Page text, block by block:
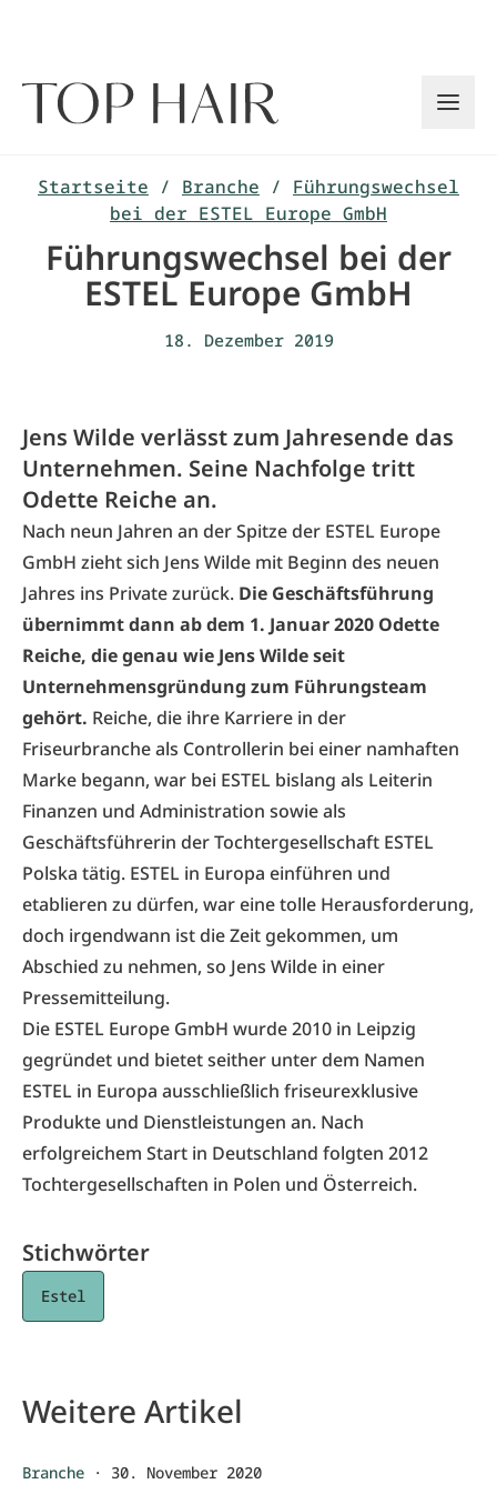
Startseite / Branche / Führungswechsel
bei der ESTEL Europe GmbH
Führungswechsel bei der
ESTEL Europe GmbH
18. Dezember 2019
Jens Wilde verlässt zum Jahresende das
Unternehmen. Seine Nachfolge tritt
Odette Reiche an.
Nach neun Jahren an der Spitze der ESTEL Europe
GmbH zieht sich Jens Wilde mit Beginn des neuen
Jahres ins Private zurück. Die Geschäftsführung
übernimmt dann ab dem 1. Januar 2020 Odette
Reiche, die genau wie Jens Wilde seit
Unternehmensgründung zum Führungsteam
gehört. Reiche, die ihre Karriere in der
Friseurbranche als Controllerin bei einer namhaften
Marke begann, war bei ESTEL bislang als Leiterin
Finanzen und Administration sowie als
Geschäftsführerin der Tochtergesellschaft ESTEL
Polska tätig. ESTEL in Europa einführen und
etablieren zu dürfen, war eine tolle Herausforderung,
doch irgendwann ist die Zeit gekommen, um
Abschied zu nehmen, so Jens Wilde in einer
Pressemitteilung.
Die ESTEL Europe GmbH wurde 2010 in Leipzig
gegründet und bietet seither unter dem Namen
ESTEL in Europa ausschließlich friseurexklusive
Produkte und Dienstleistungen an. Nach
erfolgreichem Start in Deutschland folgten 2012
Tochtergesellschaften in Polen und Österreich.
Stichwörter
Estel
Weitere Artikel
Branche · 30. November 2020